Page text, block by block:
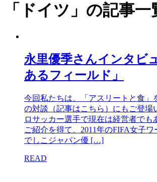
「ドイツ」 の記事一
永里優季さんインタビ
あるフィールド」
今回私たちは、「アスリートと食」
の対談（記事はこちら）にもご登場
ロサッカー選手で現在は経営者でも
ご紹介を得て、2011年のFIFA女子
でしこジャパン優 […]
READ